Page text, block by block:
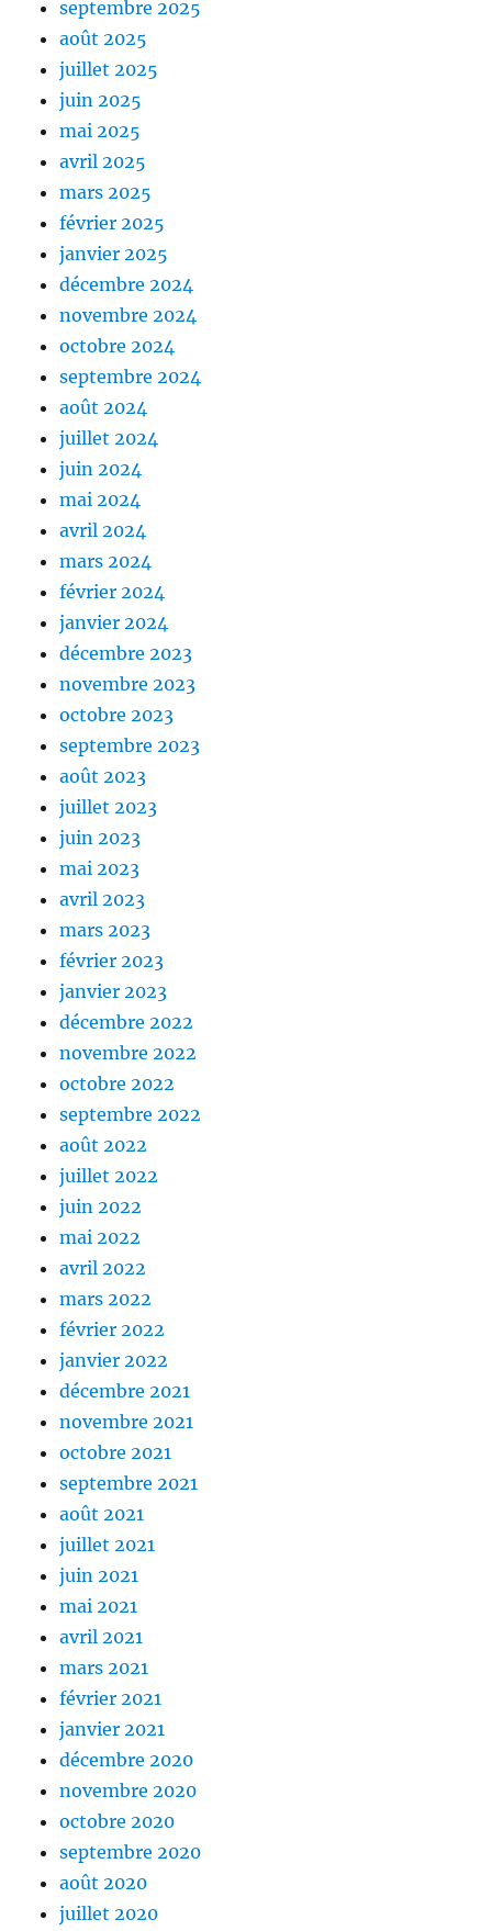
septembre 2025
août 2025
juillet 2025
juin 2025
mai 2025
avril 2025
mars 2025
février 2025
janvier 2025
décembre 2024
novembre 2024
octobre 2024
septembre 2024
août 2024
juillet 2024
juin 2024
mai 2024
avril 2024
mars 2024
février 2024
janvier 2024
décembre 2023
novembre 2023
octobre 2023
septembre 2023
août 2023
juillet 2023
juin 2023
mai 2023
avril 2023
mars 2023
février 2023
janvier 2023
décembre 2022
novembre 2022
octobre 2022
septembre 2022
août 2022
juillet 2022
juin 2022
mai 2022
avril 2022
mars 2022
février 2022
janvier 2022
décembre 2021
novembre 2021
octobre 2021
septembre 2021
août 2021
juillet 2021
juin 2021
mai 2021
avril 2021
mars 2021
février 2021
janvier 2021
décembre 2020
novembre 2020
octobre 2020
septembre 2020
août 2020
juillet 2020